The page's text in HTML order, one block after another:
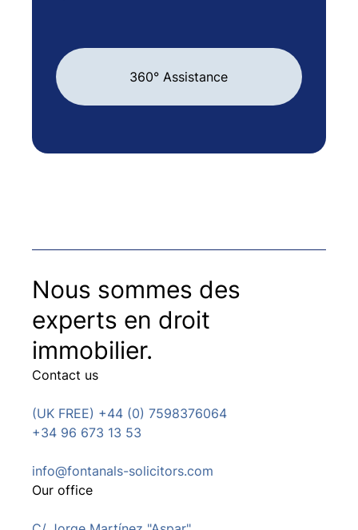
360° Assistance
Nous sommes des
experts en droit
immobilier.
Contact us
(UK FREE) +44 (0) 7598376064
+34 96 673 13 53
info@fontanals-solicitors.com
Our office